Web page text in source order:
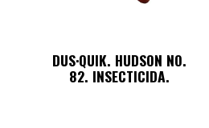
DUS·QUIK. HUDSON NO.
82. INSECTICIDA.